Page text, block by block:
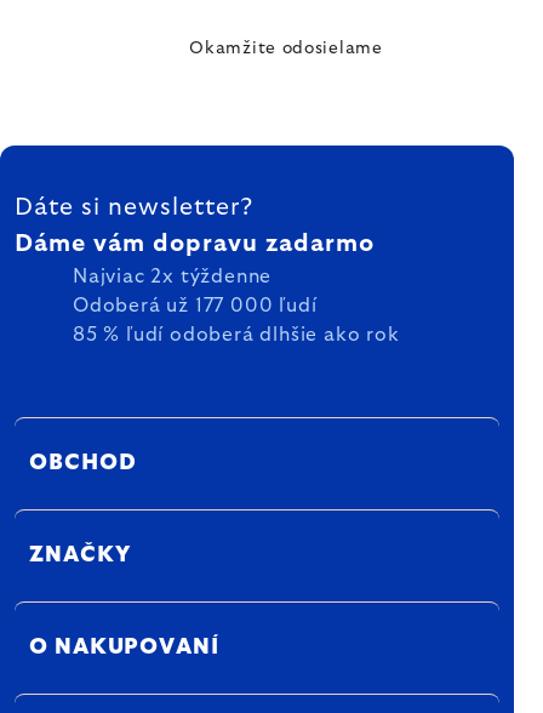
Okamžite odosielame
ZÁPÄTIE
Dáte si newsletter?
Dáme vám dopravu zadarmo
Najviac 2x týždenne
Odoberá už 177 000 ľudí
85 % ľudí odoberá dlhšie ako rok
OBCHOD
ZNAČKY
O NAKUPOVANÍ